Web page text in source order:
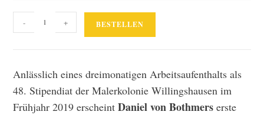
fährst
du
Dunkelheit
Menge
- + BESTELLEN
Anlässlich eines dreimonatigen Arbeitsaufenthalts als
48. Stipendiat der Malerkolonie Willingshausen im
Frühjahr 2019 erscheintDaniel von Bothmers erste